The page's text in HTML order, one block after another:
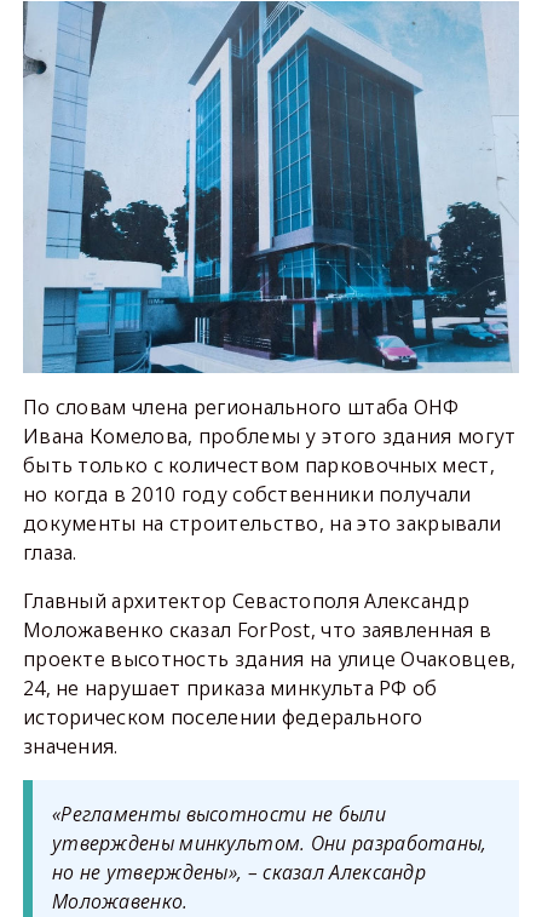
По словам члена регионального штаба ОНФ
Ивана Комелова, проблемы у этого здания могут
быть только с количеством парковочных мест,
но когда в 2010 году собственники получали
документы на строительство, на это закрывали
глаза.
Главный архитектор Севастополя Александр
Моложавенко сказал ForPost, что заявленная в
проекте высотность здания на улице Очаковцев,
24, не нарушает приказа минкульта РФ об
историческом поселении федерального
значения.
«Регламенты высотности не были
утверждены минкультом. Они разработаны,
но не утверждены», – сказал Александр
Моложавенко.